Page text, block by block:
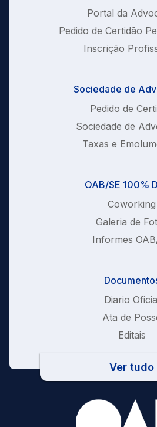
Portal da
Pedido de Certidão
Inscrição
Sociedade de
Pedido de
Sociedade de
Taxas e
OAB/SE 100%
Coworking
Galeria de
Informes
Diario
Ata de
Editais
Ver tudo